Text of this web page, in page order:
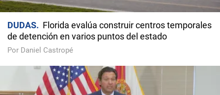
DUDAS
Florida evalúa construir centros temporales
de detención en varios puntos del estado
Por Daniel Castropé